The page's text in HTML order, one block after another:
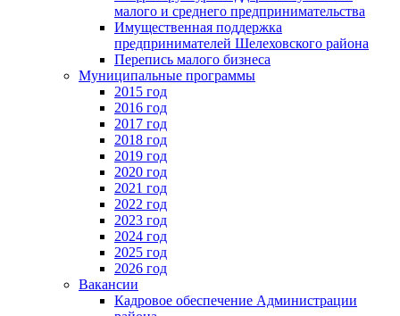
малого и среднего предпринимательства
Имущественная поддержка
предпринимателей Шелеховского района
Перепись малого бизнеса
Муниципальные программы
2015 год
2016 год
2017 год
2018 год
2019 год
2020 год
2021 год
2022 год
2023 год
2024 год
2025 год
2026 год
Вакансии
Кадровое обеспечение Администрации